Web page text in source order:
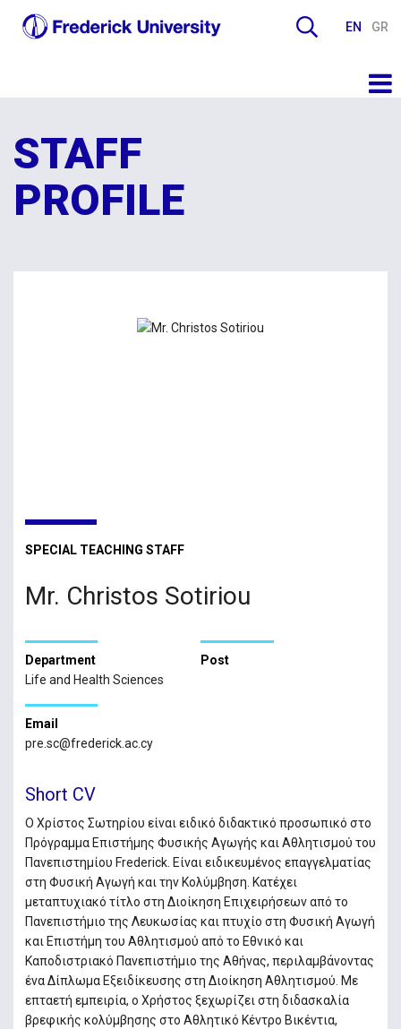
EN GR
STAFF
PROFILE
SPECIAL TEACHING STAFF
Mr. Christos Sotiriou
Department
Life and Health Sciences
Post
Email
pre.sc@frederick.ac.cy
Short CV
Ο Χρίστος Σωτηρίου είναι ειδικό διδακτικό προσωπικό στο
Πρόγραμμα Επιστήμης Φυσικής Αγωγής και Αθλητισμού του
Πανεπιστημίου Frederick. Είναι ειδικευµένος επαγγελµατίας
στη Φυσική Αγωγή και την Κολύµβηση. Κατέχει
µεταπτυχιακό τίτλο στη Διοίκηση Επιχειρήσεων από το
Πανεπιστήµιο της Λευκωσίας και πτυχίο στη Φυσική Αγωγή
και Επιστήµη του Αθλητισµού από το Εθνικό και
Καποδιστριακό Πανεπιστήµιο της Αθήνας, περιλαµβάνοντας
ένα Δίπλωµα Εξειδίκευσης στη Διοίκηση Αθλητισµού. Με
επταετή εµπειρία, ο Χρήστος ξεχωρίζει στη διδασκαλία
βρεφικής κολύµβησης στο Αθλητικό Κέντρο Βικέντια,